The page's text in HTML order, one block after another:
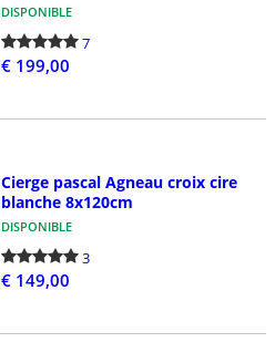
DISPONIBLE
7
€ 199,00
Cierge pascal Agneau croix cire
blanche 8x120cm
DISPONIBLE
3
€ 149,00